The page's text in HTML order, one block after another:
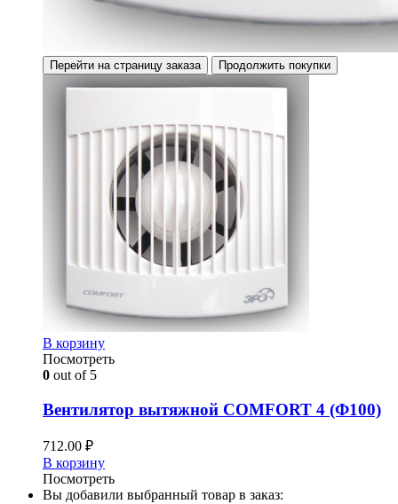
Перейти на страницу заказа Продолжить покупки
В корзину
Посмотреть
0 out of 5
Вентилятор вытяжной COMFORT 4 (Ф100)
712.00 ₽
В корзину
Посмотреть
Вы добавили выбранный товар в заказ: